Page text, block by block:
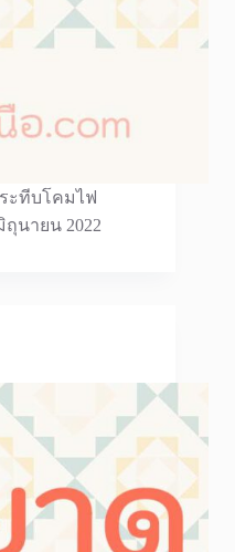
ะทีบโคมไฟ
ถุนายน 2022